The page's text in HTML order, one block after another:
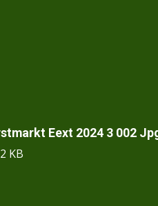
Eext 2024 3 002
KB